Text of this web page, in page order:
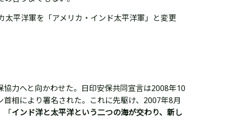
太平洋軍を「アメリカ・インド太平洋軍」と変更
力へと向かわせた。日印安保共同 宣言は2008年10
相により署名された。これに先駆け、2007年8月
「インド洋と太平洋という二つの海が交わり、新し